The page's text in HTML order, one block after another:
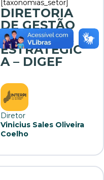
[taxonomias_setor]
DIRETORIA
DE GESTÃO
FUNDIÁRIA
ESTRATÉGIC
A – DIGEF
Diretor
Vinicius Sales Oliveira
Coelho